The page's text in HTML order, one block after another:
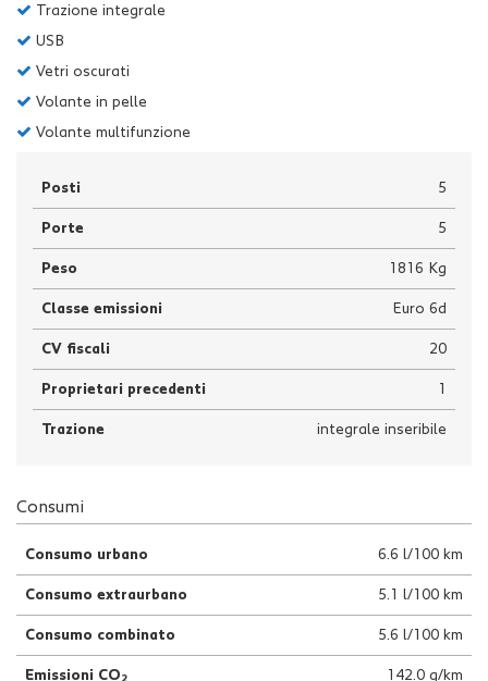
Trazione integrale
USB
Vetri oscurati
Volante in pelle
Volante multifunzione
Posti 5
Porte 5
Peso 1816 Kg
Classe emissioni Euro 6d
CV fiscali 20
Proprietari precedenti 1
Trazione integrale inseribile
Consumi
Consumo urbano 6.6 l/100 km
Consumo extraurbano 5.1 l/100 km
Consumo combinato 5.6 l/100 km
Emissioni CO 142.0 g/km